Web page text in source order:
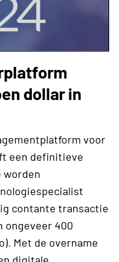
dollar in
voor
een definitieve
worden
contante transactie
ongeveer 400
Met de overname